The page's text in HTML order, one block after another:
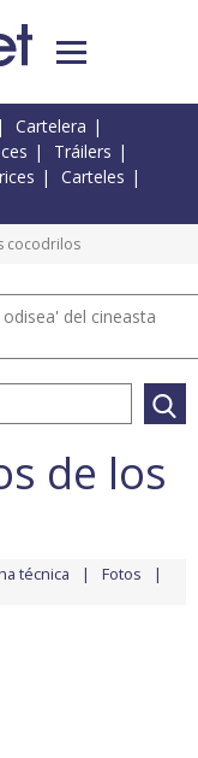
Cartelera
Tráilers
Carteles
cocodrilos
del cineasta
de los
técnica Fotos